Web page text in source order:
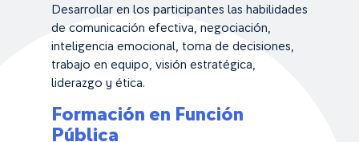
Desarrollar en los participantes las habilidades
de comunicación efectiva, negociación,
inteligencia emocional, toma de decisiones,
trabajo en equipo, visión estratégica,
liderazgo y ética.
Formación en Función
Pública